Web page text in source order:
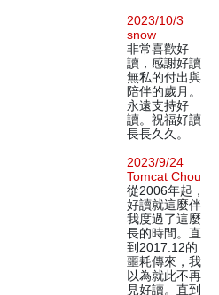
2023/10/3
snow
非常喜歡好
讀，感謝好讀
無私的付出與
陪伴的歲月。
永遠支持好
讀。祝福好讀
長長久久。
2023/9/24
Tomcat Chou
從2006年起，
好讀就這麼伴
我度過了這麼
長的時間。直
到2017.12的
噩耗傳來，我
以為就此不再
見好讀。直到